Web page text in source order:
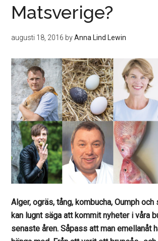
Matsverige?
augusti 18, 2016 byAnna Lind Lewin
Alger, ogräs, tång, kombucha, Oumph och
kan lugnt säga att kommit nyheter i våra
senaste åren. Såpass att man emellanåt